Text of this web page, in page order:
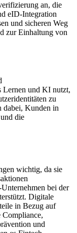
an, die
eID-Integration
und sicheren Weg
zur Einhaltung von
Lernen und KI nutzt,
zu
dabei, Kunden in
die
wichtig, da sie
bei der
Digitale
in Bezug auf
Compliance,
und